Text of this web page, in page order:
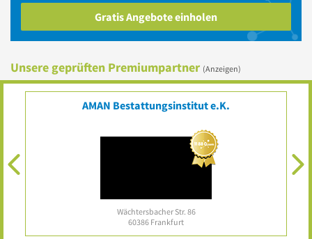
Gratis Angebote einholen
Unsere geprüften Premiumpartner (Anzeigen)
AMAN Bestattungsinstitut e.K.
Wächtersbacher Str. 86
60386 Frankfurt